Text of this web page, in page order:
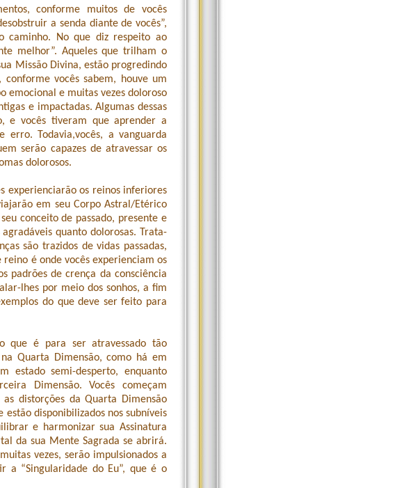
conforme muitos de vocês
a senda diante de vocês”,
caminho. No que diz respeito ao
melhor”. Aqueles que trilham o
Missão Divina, estão progredindo
vocês sabem, houve um
emocional e muitas vezes doloroso
e impactadas. Algumas dessas
e vocês tiveram que aprender a
Todavia,vocês, a vanguarda
serão capazes de atravessar os
dolorosos.
experienciarão os reinos inferiores
em seu Corpo Astral/Etérico
conceito de passado, presente e
quanto dolorosas. Trata-
são trazidos de vidas passadas,
reino é onde vocês experienciam os
padrões de crença da consciência
lhes por meio dos sonhos, a fim
do que deve ser feito para
que é para ser atravessado tão
Quarta Dimensão, como há em
estado semi-desperto, enquanto
Dimensão. Vocês começam
distorções da Quarta Dimensão
disponibilizados nos subníveis
e harmonizar sua Assinatura
da sua Mente Sagrada se abrirá.
vezes, serão impulsionados a
a “Singularidade do Eu”, que é o